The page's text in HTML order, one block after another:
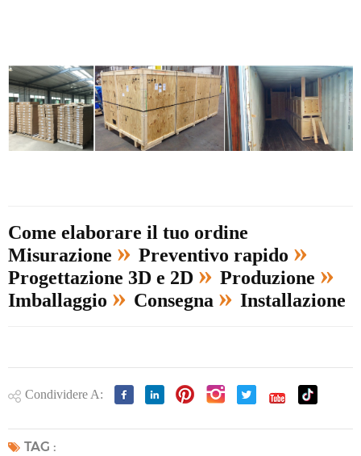
Come elaborare il tuo ordine
Misurazione » Preventivo rapido »
Progettazione 3D e 2D » Produzione »
Imballaggio » Consegna » Installazione
Condividere A:
TAG :